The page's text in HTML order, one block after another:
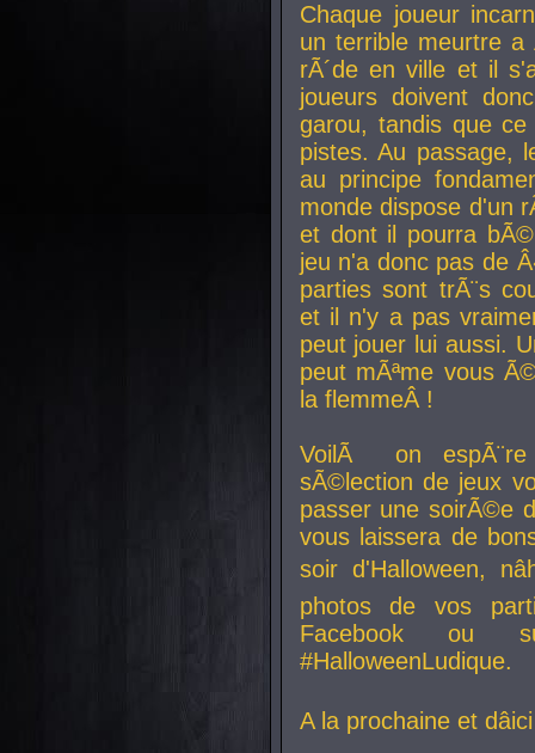
Chaque joueur
un terrible meurtre
rÃ´de en ville et il
joueurs doivent
garou, tandis que
pistes. Au passage,
au principe
monde dispose d'un
et dont il pourra
jeu n'a donc pas de
parties sont trÃ¨s
et il n'y a pas
peut jouer lui aussi.
peut mÃªme vous
la flemmeÂ !
VoilÃ on
sÃ©lection de jeux
passer une soirÃ©e
vous laissera de
soir d'Halloween,
photos de vos
Facebook ou
#HalloweenLudique.
A la prochaine et